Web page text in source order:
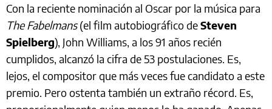
Con la reciente nominación al Oscar por la música para
The Fabelmans(el film autobiográfico deSteven
Spielberg), John Williams, a los 91 años recién
cumplidos, alcanzó la cifra de 53 postulaciones. Es,
lejos, el compositor que más veces fue candidato a este
premio. Pero ostenta también un extraño récord. Es,